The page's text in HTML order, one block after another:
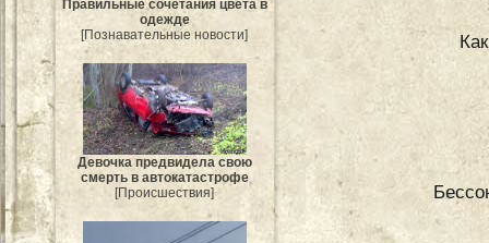
Правильные сочетания цвета в
одежде
[Познавательные новости]
Девочка предвидела свою
смерть в автокатастрофе
[Происшествия]